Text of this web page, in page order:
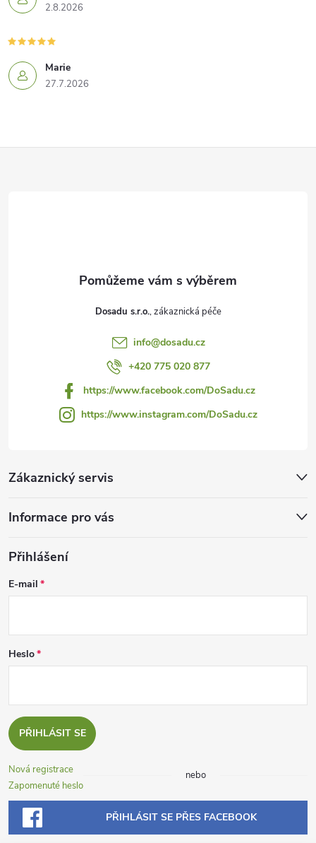
2.8.2026
Marie
27.7.2026
Zákaznický servis
Informace pro vás
Dosadu s.r.o.
info@dosadu.cz
+420 775 020 877
https://www.facebook.com/DoSadu.cz
https://www.instagram.com/DoSadu.cz
Přihlášení
E-mail
Heslo
PŘIHLÁSIT SE
Nová registrace
Zapomenuté heslo
nebo
PŘIHLÁSIT SE PŘES FACEBOOK